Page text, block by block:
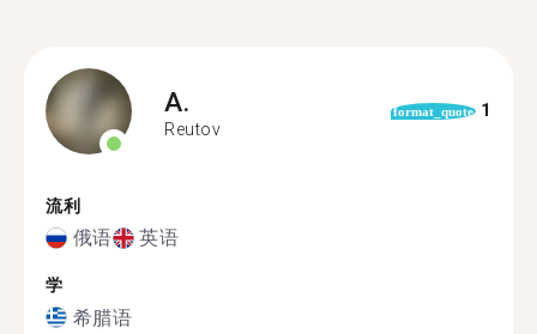
A.
Reutov
format_quote 1
流利
俄语 英语
学
希腊语